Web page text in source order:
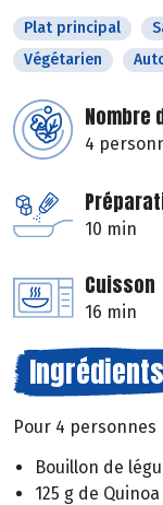
Plat principal
Végétarien
Nombre
4
10 min
Cuisson
16 min
Ingrédients
Pour 4 personnes
Bouillon de
125 g de Quinoa